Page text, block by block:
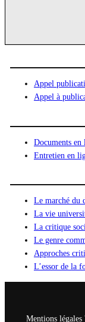
Appel
Appel à
Documents en
Entretien en
Le marché du
La vie
La critique
Le genre
Approches
L’essor de la
Mentions